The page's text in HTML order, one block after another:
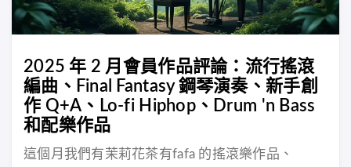
2025 年 2 月會員作品評論：流行搖滾
編曲、Final Fantasy 鋼琴演奏、新手創
作 Q+A、Lo-fi Hiphop、Drum 'n Bass
和配樂作品
這個月我們有茉莉花茶有fafa 的搖滾樂作品、